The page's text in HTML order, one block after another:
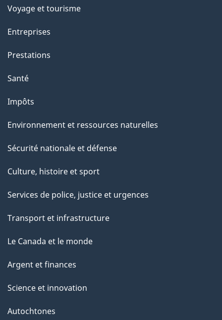
a
g
Voyage et tourisme
Entreprises
Prestations
Santé
Impôts
Environnement et ressources naturelles
Sécurité nationale et défense
Culture, histoire et sport
Services de police, justice et urgences
Transport et infrastructure
Le Canada et le monde
Argent et finances
Science et innovation
Autochtones